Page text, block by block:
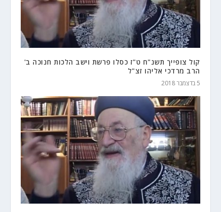
קול צופייך תשנ"ח ט"ז כסלו פרשת וישב הלכות חנוכה ב'
הרב מרדכי אליהו זצ"ל
5 בדצמבר 2018